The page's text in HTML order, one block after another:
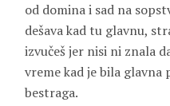
od domina i sad na
dešava kad tu glavnu,
izvučeš jer nisi ni znala
vreme kad je bila glavna
bestraga.